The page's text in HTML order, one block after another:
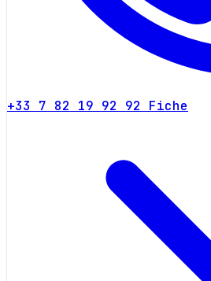
+33 7 82 19 92 92 Fiche